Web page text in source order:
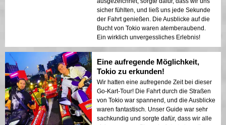
sicher fühlten, und ließ uns jede Sekunde
der Fahrt genießen. Die Ausblicke auf die
Bucht von Tokio waren atemberaubend.
Ein wirklich unvergessliches Erlebnis!
Eine aufregende Möglichkeit,
Tokio zu erkunden!
Wir hatten eine aufregende Zeit bei dieser
Go-Kart-Tour! Die Fahrt durch die Straßen
von Tokio war spannend, und die Ausblicke
waren fantastisch. Unser Guide war sehr
sachkundig und sorgte dafür, dass wir alle